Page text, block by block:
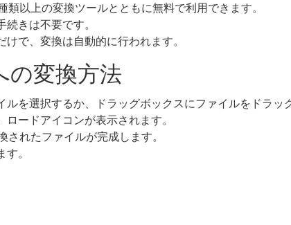
類以上の変換ツールとともに無料で利用できます。
きは不要です。
で、変換は自動的に行われます。
の変換方法
ルを選択するか、ドラッグボックスにファイルをドラッ
ードアイコンが表示されます。
されたファイルが完成します。
。